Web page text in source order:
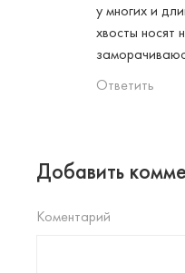
у многих и
хвосты носят
Ответить
Добавить
Коментарий